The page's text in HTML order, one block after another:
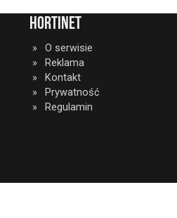
HortiNet
O serwisie
Reklama
Kontakt
Prywatność
Regulamin